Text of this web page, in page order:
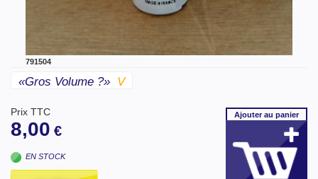
791504
«gros Volume ?» V
Prix TTC
8,00 €
EN STOCK
Ajouterau panier